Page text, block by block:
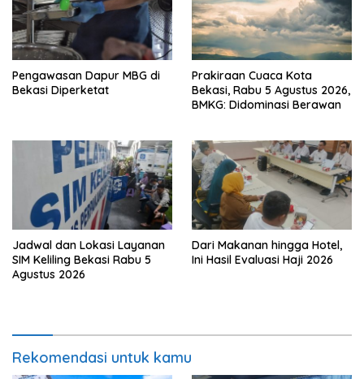
Pengawasan Dapur MBG di
Bekasi Diperketat
Prakiraan Cuaca Kota
Bekasi, Rabu 5 Agustus 2026,
BMKG: Didominasi Berawan
Jadwal dan Lokasi Layanan
SIM Keliling Bekasi Rabu 5
Agustus 2026
Dari Makanan hingga Hotel,
Ini Hasil Evaluasi Haji 2026
Rekomendasi untuk kamu